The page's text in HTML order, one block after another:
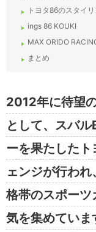
トヨタ86のスタイ
ings 86 KOUKI
MAX ORIDO
まとめ
2012年に待望
として、スバ
ーを果たした
ェンジが行わ
格帯のスポーツ
気を集めてい